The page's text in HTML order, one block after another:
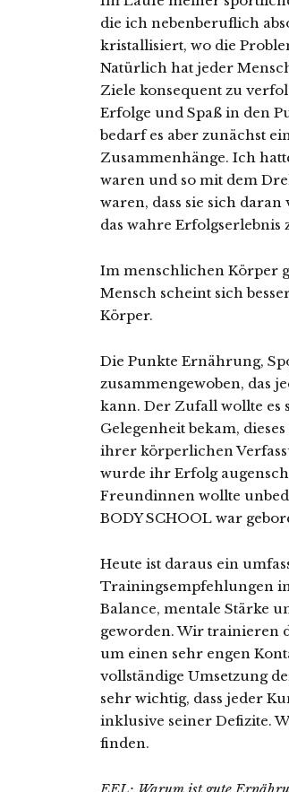
die ich nebenberuflich
kristallisiert, wo die
Natürlich hat jeder
Ziele konsequent zu
Erfolge und Spaß in den
bedarf es aber zunächst
Zusammenhänge. Ich
waren und so mit dem
waren, dass sie sich
das wahre Erfolgserlebnis
Im menschlichen Körper
Mensch scheint sich
Körper.
Die Punkte Ernährung,
zusammengewoben, das
kann. Der Zufall wollte es
Gelegenheit bekam,
ihrer körperlichen
wurde ihr Erfolg
Freundinnen wollte
BODY SCHOOL war
Heute ist daraus ein
Trainingsempfehlungen
Balance, mentale Stärke
geworden. Wir trainieren
um einen sehr engen
vollständige Umsetzung
sehr wichtig, dass jeder
inklusive seiner Defizite.
finden.